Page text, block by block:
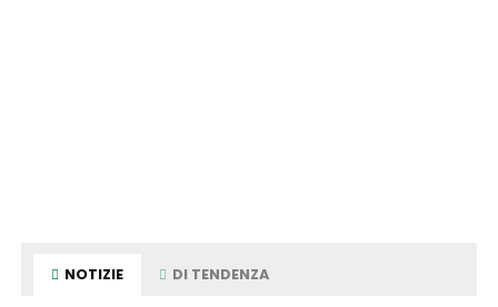
NOTIZIE DI TENDENZA